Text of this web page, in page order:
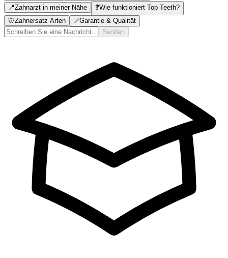
📍Zahnarzt in meiner Nähe ❓Wie funktioniert Top Teeth?
🦷Zahnersatz Arten ✅Garantie & Qualität
Senden